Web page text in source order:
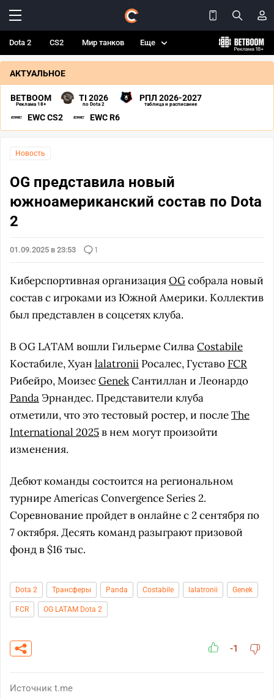
Dota 2 CS2 Мир танков Еще
АКТУАЛЬНОЕ
BETBOOM
Реклама 18+
TI 2026
по Dota 2
РПЛ 2026-2027
таблица и расписание
EWC CS2 EWC R6
Новость
OG представила новый
южноамериканский состав по Dota
2
01.09.2025 в 23:53 1
Киберспортивная организацияOGсобрала новый
состав с игроками из Южной Америки. Коллектив
был представлен в соцсетях клуба.
В OG LATAM вошли Гильерме СилваCostabile
Костабиле, Хуан lalatronii Росалес, Густаво FCR
Рибейро, МоизесGenekСантиллан и Леонардо
PandaЭрнандес. Представители клуба
отметили, что это тестовый ростер, и послеThe
International 2025в нем могут произойти
изменения.
Дебют команды состоится на региональном
турнире Americas Convergence Series 2.
Соревнование пройдет в онлайне с 2 сентября по
7 октября. Десять команд разыграют призовой
фонд в $16 тыс.
Dota 2 Трансферы Panda Costabile lalatronii Genek
FCR OG LATAM Dota 2
-1
Источник t.me